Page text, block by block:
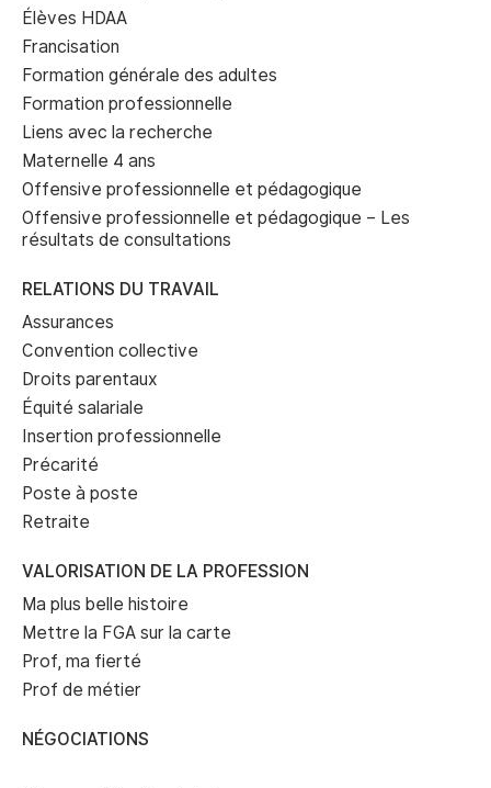
Élèves HDAA
Francisation
Formation générale des adultes
Formation professionnelle
Liens avec la recherche
Maternelle 4 ans
Offensive professionnelle et pédagogique
Offensive professionnelle et pédagogique – Les
résultats de consultations
RELATIONS DU TRAVAIL
Assurances
Convention collective
Droits parentaux
Équité salariale
Insertion professionnelle
Précarité
Poste à poste
Retraite
VALORISATION DE LA PROFESSION
Ma plus belle histoire
Mettre la FGA sur la carte
Prof, ma fierté
Prof de métier
NÉGOCIATIONS